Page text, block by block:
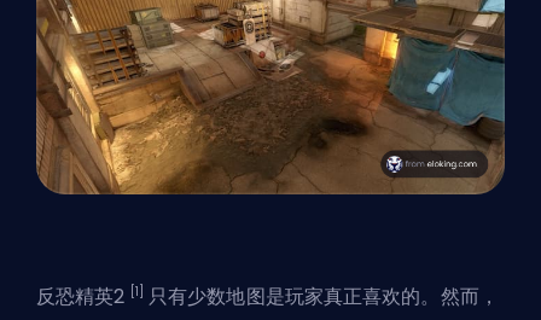
反恐精英2 [1]
只有少数地图是玩家真正喜欢的。然而，